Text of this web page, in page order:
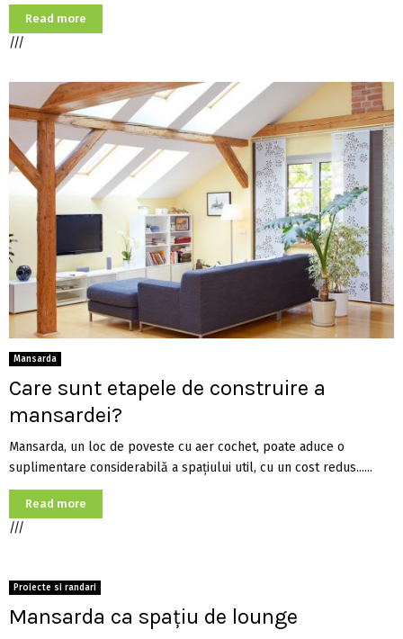
Read more
///
Mansarda
Care sunt etapele de construire a
mansardei?
Mansarda, un loc de poveste cu aer cochet, poate aduce o
suplimentare considerabilă a spaţiului util, cu un cost redus......
Read more
///
Proiecte si randari
Mansarda ca spaţiu de lounge